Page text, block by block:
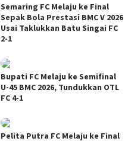
Semaring FC Melaju ke Final
Sepak Bola Prestasi BMC V 2026
Usai Taklukkan Batu Singai FC
2-1
Bupati FC Melaju ke Semifinal
U-45 BMC 2026, Tundukkan OTL
FC 4-1
Pelita Putra FC Melaju ke Final